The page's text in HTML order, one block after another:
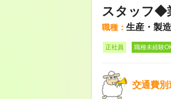
スタッフ◆
職種： 生産・製
正社員 職種未経験
交通費別